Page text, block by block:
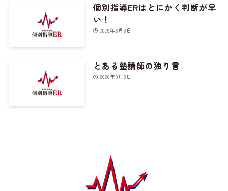
個別指導ERはとにかく判断が早
い！
2026年8月8日
とある塾講師の独り言
2026年8月8日